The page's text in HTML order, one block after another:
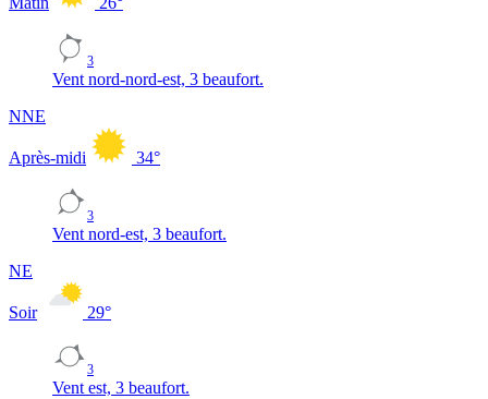
3
Vent nord-nord-est, 3 beaufort.
NNE
Après-midi 34°
3
Vent nord-est, 3 beaufort.
NE
Soir 29°
3
Vent est, 3 beaufort.